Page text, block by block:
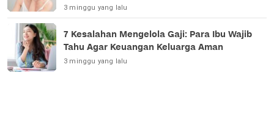
3 minggu yang lalu
7 Kesalahan Mengelola Gaji: Para Ibu Wajib
Tahu Agar Keuangan Keluarga Aman
3 minggu yang lalu